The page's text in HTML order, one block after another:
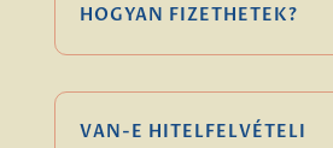
HOGYAN FIZETHETEK?
VAN-E HITELFELVÉTELI